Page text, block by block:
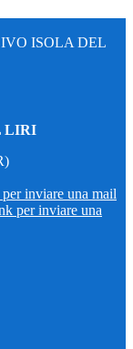
ISOLA DEL
LIRI
inviare una mail
per inviare una